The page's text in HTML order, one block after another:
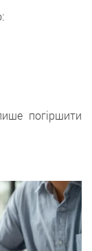
погіршити